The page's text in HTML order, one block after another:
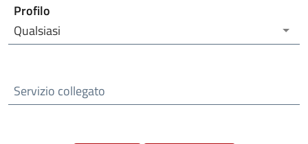
Profilo
Qualsiasi
Servizio collegato